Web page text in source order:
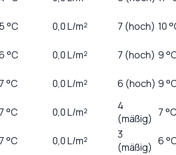
°C 0,0L/m² 7 (hoch) 10
°C 0,0L/m² 7 (hoch) 9
°C 0,0L/m² 6 (hoch) 9
°C 0,0L/m²
4
(mäßig) 7
°C 0,0L/m²
3
(mäßig) 6